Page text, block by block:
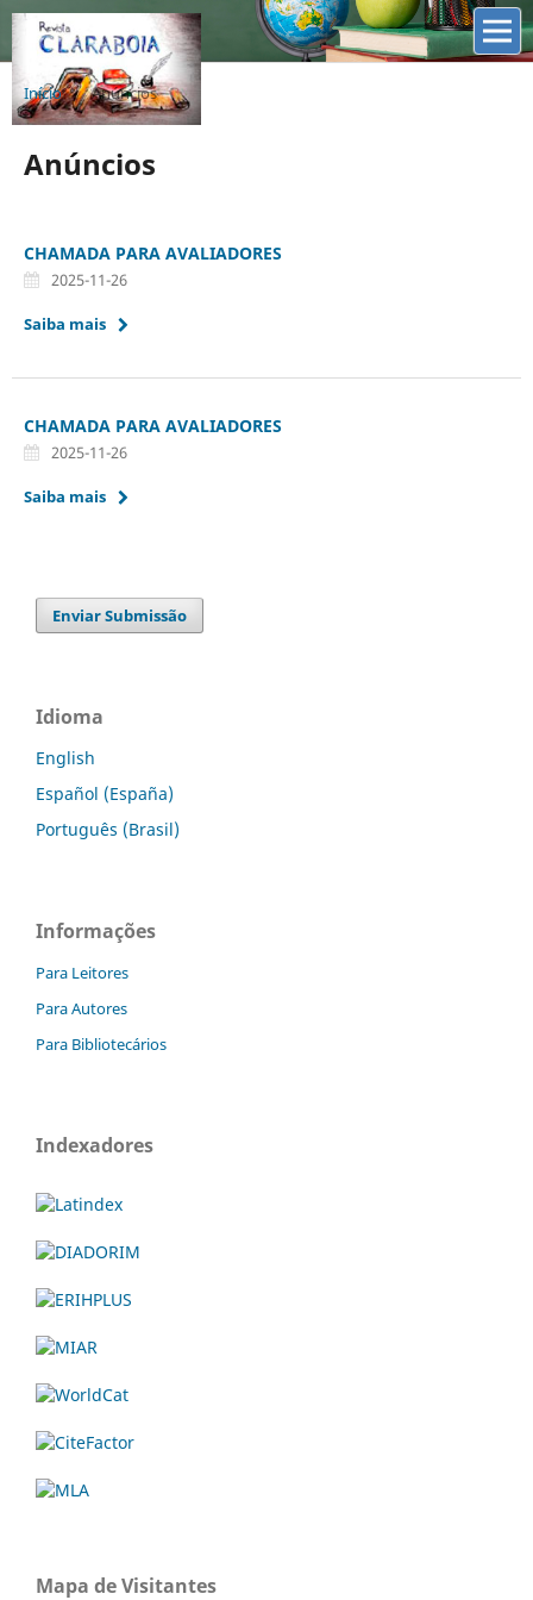
Início / Anúncios
Anúncios
CHAMADA PARA AVALIADORES
2025-11-26
Saiba mais
CHAMADA PARA AVALIADORES
2025-11-26
Saiba mais
Enviar Submissão
Idioma
English
Español (España)
Português (Brasil)
Informações
Para Leitores
Para Autores
Para Bibliotecários
Indexadores
Mapa de Visitantes